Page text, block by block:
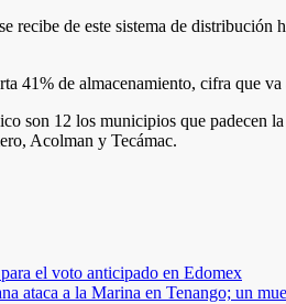
recibe de este sistema de distribución
41% de almacenamiento, cifra que
son 12 los municipios que
Acolman y Tecámac.
el voto anticipado en Edomex
ataca a la Marina en Tenango; un